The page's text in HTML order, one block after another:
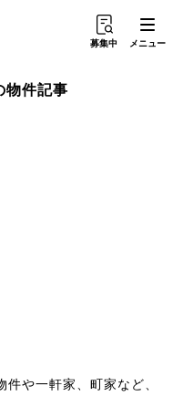
募集中 メニュー
物件記事
や一軒家、町家など、